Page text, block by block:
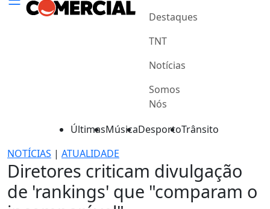
Destaques
TNT
Notícias
Somos
Nós
ÚltimasMúsicaDesportoTrânsito
NOTÍCIAS | ATUALIDADE
Diretores criticam divulgação
de 'rankings' que "comparam o